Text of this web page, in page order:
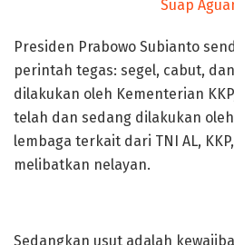
Presiden Prabowo Subianto
perintah tegas: segel, cabut,
dilakukan oleh Kementerian
telah dan sedang dilakukan
lembaga terkait dari TNI AL,
melibatkan nelayan.
Sedangkan usut adalah